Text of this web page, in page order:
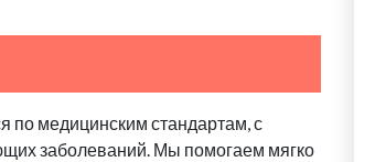
по медицинским стандартам, с
заболеваний. Мы помогаем мягко